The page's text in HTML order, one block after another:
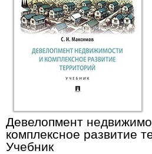
Девелопмент
комплексное развитие
Учебник